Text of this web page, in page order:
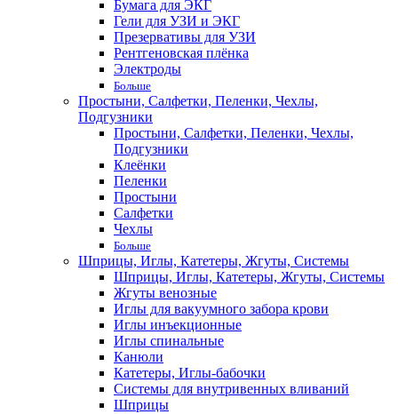
Бумага для ЭКГ
Гели для УЗИ и ЭКГ
Презервативы для УЗИ
Рентгеновская плёнка
Электроды
Больше
Простыни, Салфетки, Пеленки, Чехлы,
Подгузники
Простыни, Салфетки, Пеленки, Чехлы,
Подгузники
Клеёнки
Пеленки
Простыни
Салфетки
Чехлы
Больше
Шприцы, Иглы, Катетеры, Жгуты, Системы
Шприцы, Иглы, Катетеры, Жгуты, Системы
Жгуты венозные
Иглы для вакуумного забора крови
Иглы инъекционные
Иглы спинальные
Канюли
Катетеры, Иглы-бабочки
Системы для внутривенных вливаний
Шприцы